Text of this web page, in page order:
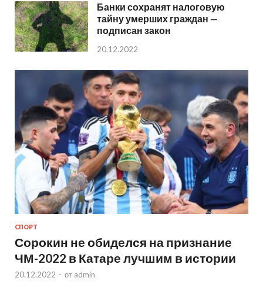
Банки сохранят налоговую
тайну умерших граждан —
подписан закон
20.12.2022
СПОРТ
Сорокин не обиделся на признание
ЧМ-2022 в Катаре лучшим в истории
20.12.2022 - от admin